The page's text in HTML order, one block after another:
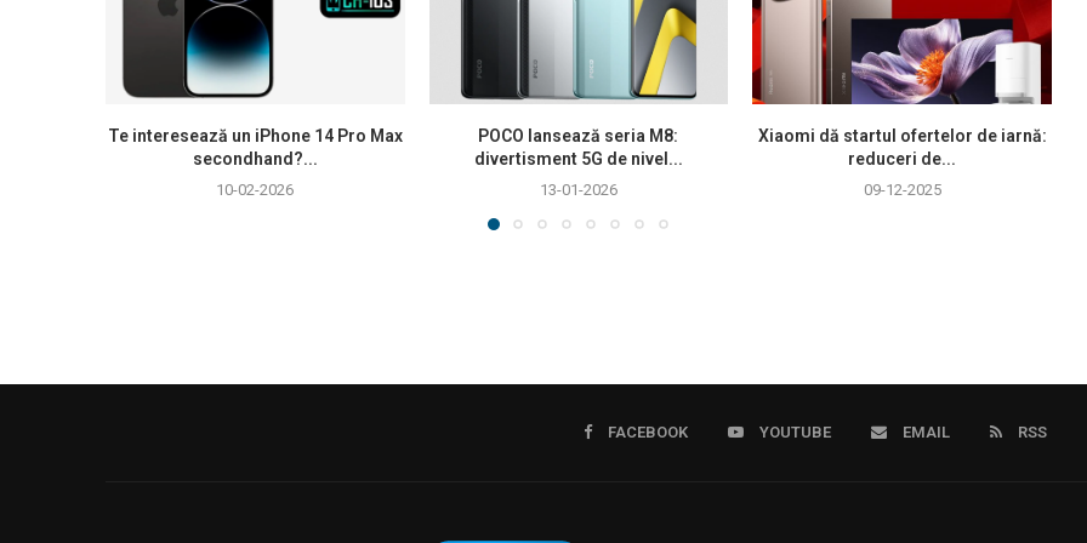
Te interesează un iPhone 14 Pro Max
secondhand?...
10-02-2026
POCO lansează seria M8:
divertisment 5G de nivel...
13-01-2026
Xiaomi dă startul ofertelor de iarnă:
reduceri de...
09-12-2025
FACEBOOK YOUTUBE EMAIL RSS